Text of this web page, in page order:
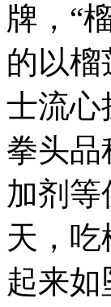
牌，“
的以
士流
拳头品
加剂
天，
起来